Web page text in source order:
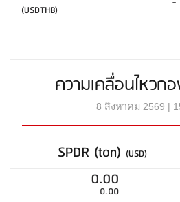
(USDTHB) -
ความเคลื่อนไหวก
8 สิงหาคม 2569 |
SPDR (ton) (USD)
0.00
0.00